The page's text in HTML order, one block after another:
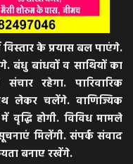
के प्रयास बल पाएंगे.
बंधु बांधवों व साथियों का
रहेगा. पारिवारिक
लेकर चलेंगे. वाणिज्यिक
वृद्धि होगी. विविध मामले
मिलेंगी. संपर्क संवाद
बनाए रखेंगे.